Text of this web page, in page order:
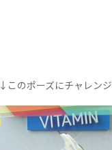
↓このポーズにチャレンジ